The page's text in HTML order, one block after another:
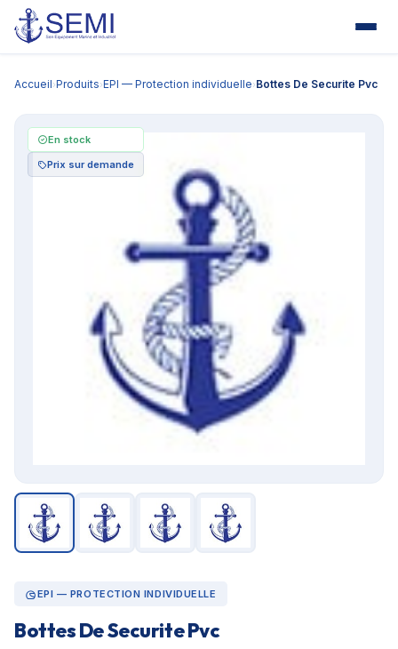
Accueil›Produits›EPI — Protection individuelle›Bottes De Securite Pvc
En stock
Prix sur demande
EPI — PROTECTION INDIVIDUELLE
Bottes De Securite Pvc